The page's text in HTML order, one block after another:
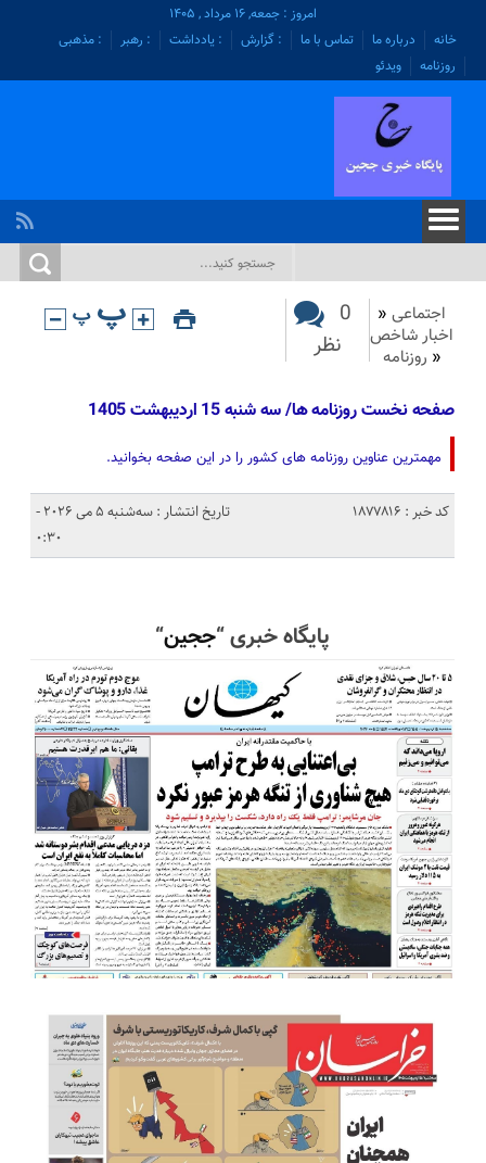
امروز : جمعه, ۱۶ مرداد , ۱۴۰۵
خانه
درباره ما تماس با ما : گزارش : یادداشت : رهبر
: مذهبی
روزنامه
ویدئو
اجتماعی «
اخبار شاخص
« روزنامه
0
نظر
صفحه نخست روزنامه ها/ سه شنبه 15 اردیبهشت 1405
مهمترین عناوین روزنامه های کشور را در این صفحه بخوانید.
کد خبر : 1877816
تاریخ انتشار : سه‌شنبه 5 می 2026 -
0:30
پایگاه خبری “ججین“